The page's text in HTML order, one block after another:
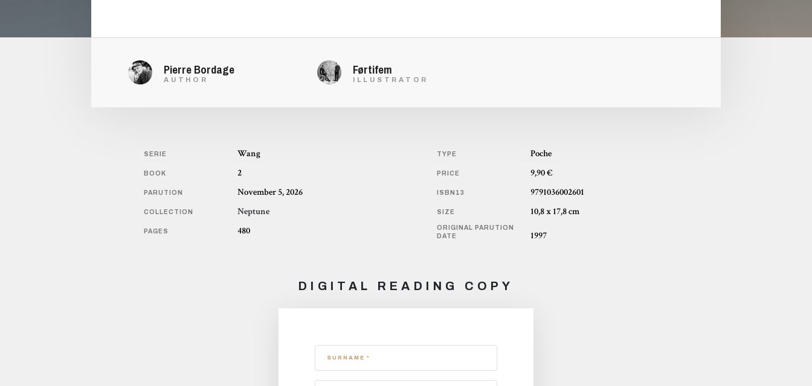
Pierre Bordage
AUTHOR
Førtifem
ILLUSTRATOR
SERIE Wang
BOOK 2
PARUTION November 5, 2026
COLLECTION Neptune
PAGES 480
TYPE Poche
PRICE 9,90 €
ISBN13 9791036002601
SIZE 10,8 x 17,8 cm
ORIGINAL PARUTION
DATE
1997
DIGITAL READING COPY
SURNAME *